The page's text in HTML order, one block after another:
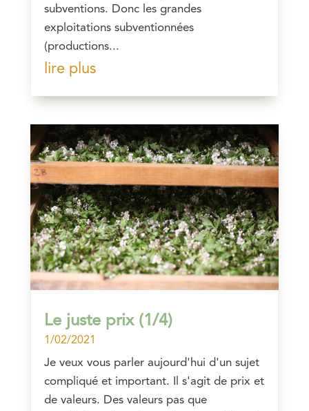
subventions. Donc les grandes
exploitations subventionnées
(productions...
lire plus
Le juste prix (1/4)
1/02/2021
Je veux vous parler aujourd'hui d'un sujet
compliqué et important. Il s'agit de prix et
de valeurs. Des valeurs pas que